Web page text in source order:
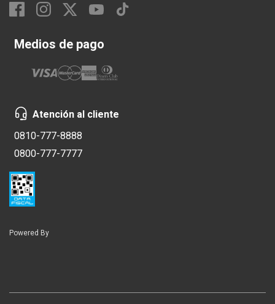
Medios de pago
Atención al cliente
0810-777-8888
0800-777-7777
Powered By